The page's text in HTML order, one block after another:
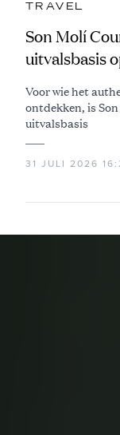
TRAVEL
Son Molí
uitvalsbasis
Voor wie het
ontdekken, is
uitvalsbasis
31 JULI 2026